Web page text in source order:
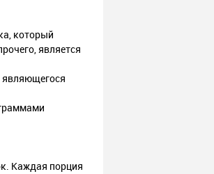
который
является
являющегося
Каждая порция